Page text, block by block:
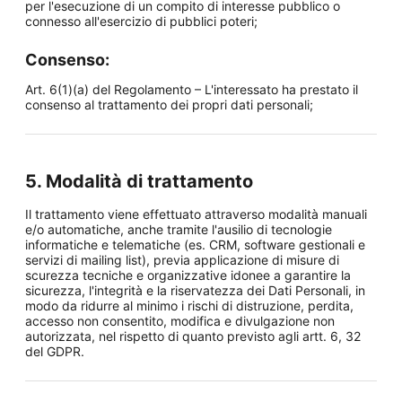
per l'esecuzione di un compito di interesse pubblico o
connesso all'esercizio di pubblici poteri;
Consenso:
Art. 6(1)(a) del Regolamento – L'interessato ha prestato il
consenso al trattamento dei propri dati personali;
5. Modalità di trattamento
Il trattamento viene effettuato attraverso modalità manuali
e/o automatiche, anche tramite l'ausilio di tecnologie
informatiche e telematiche (es. CRM, software gestionali e
servizi di mailing list), previa applicazione di misure di
scurezza tecniche e organizzative idonee a garantire la
sicurezza, l'integrità e la riservatezza dei Dati Personali, in
modo da ridurre al minimo i rischi di distruzione, perdita,
accesso non consentito, modifica e divulgazione non
autorizzata, nel rispetto di quanto previsto agli artt. 6, 32
del GDPR.